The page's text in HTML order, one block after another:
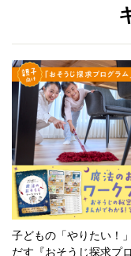
子どもの「やりたい！
だす『おそうじ探求プ